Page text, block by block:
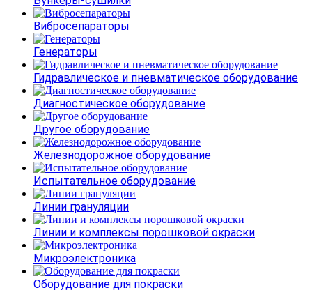
Вибросепараторы
Генераторы
Гидравлическое и пневматическое оборудование
Диагностическое оборудование
Другое оборудование
Железнодорожное оборудование
Испытательное оборудование
Линии грануляции
Линии и комплексы порошковой окраски
Микроэлектроника
Оборудование для покраски